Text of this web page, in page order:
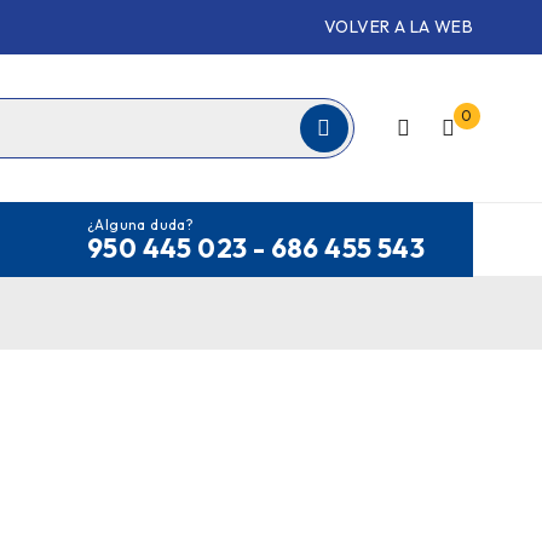
VOLVER A LA WEB
0
¿Alguna duda?
950 445 023 - 686 455 543